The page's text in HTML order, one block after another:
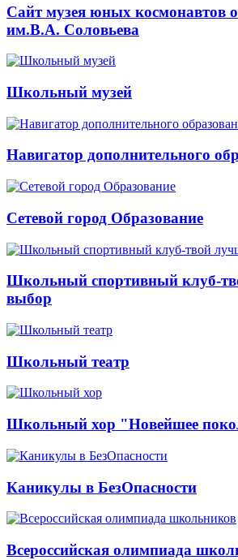
Сайт музея юных космонавтов
им.В.А. Соловьева
Школьный музей
Навигатор дополнительного
Сетевой город Образование
Школьный спортивный клуб-
выбор
Школьный театр
Школьный хор "Новейшее
Каникулы в БезОпасности
Всероссийская олимпиада